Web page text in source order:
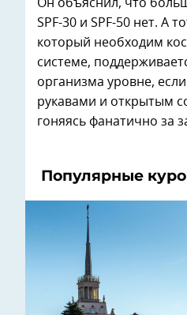
Он объяснил, что
SPF-30 и SPF-50 нет. А
который необходим
системе,
организма уровне,
рукавами и открытым
гоняясь фанатично за
Популярные